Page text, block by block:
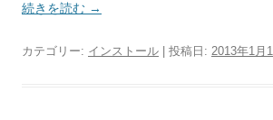
続きを読む →
カテゴリー: インストール | 投稿日: 2013年1月